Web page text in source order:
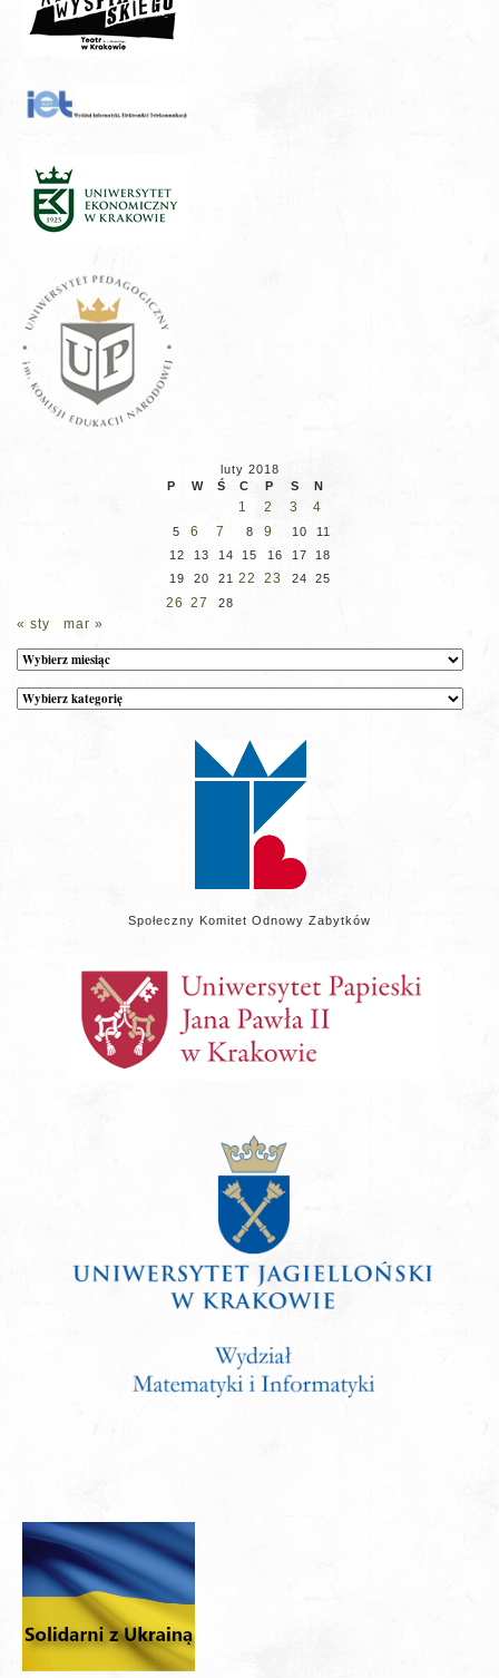
luty 2018
P
W Ś C P S N
1 2 3 4
5 6 7 8 9 10
11
12
13 14 15 16 17
18
19
20 21 22 23 24 25
26 27 28
« sty mar »
Archiwum
Kategorie
wpisów
Społeczny Komitet Odnowy Zabytków